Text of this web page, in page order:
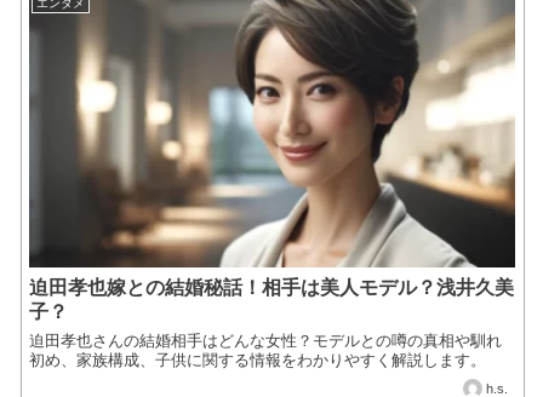
エンタメ
迫田孝也嫁との結婚秘話！相手は美人モデル？浅井久美
子？
迫田孝也さんの結婚相手はどんな女性？モデルとの噂の真相や馴れ
初め、家族構成、子供に関する情報をわかりやすく解説します。
h.s.